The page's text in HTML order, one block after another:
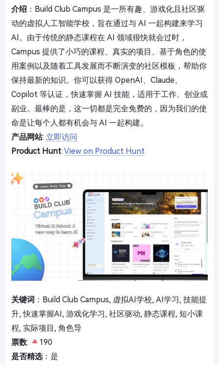
介绍 ：Build Club Campus 是一所有趣、游戏化且社区驱
动的虚拟人工智能学校，旨在通过与 AI 一起构建来学习
AI。由于传统的静态课程在 AI 领域很快就会过时，
Campus 提供了小巧的课程、真实的项目、基于角色的使
用案例以及随着工具发展而不断演变的社区模板，帮助你
保持最新的知识。你可以获得 OpenAI、Claude、
Copilot 等认证，快速掌握 AI 技能，适用于工作、创业或
副业。最棒的是，这一切都是完全免费的，因为我们的使
命是让每个人都有机会与 AI 一起构建。
产品网站: 立即访问
Product Hunt: View on Product Hunt
关键词 ：Build Club Campus, 虚拟AI学校, AI学习, 技能提
升, 快速掌握AI, 游戏化学习, 社区驱动, 静态课程, 短小课
程, 实际项目, 角色导
票数:
190
是否精选：是